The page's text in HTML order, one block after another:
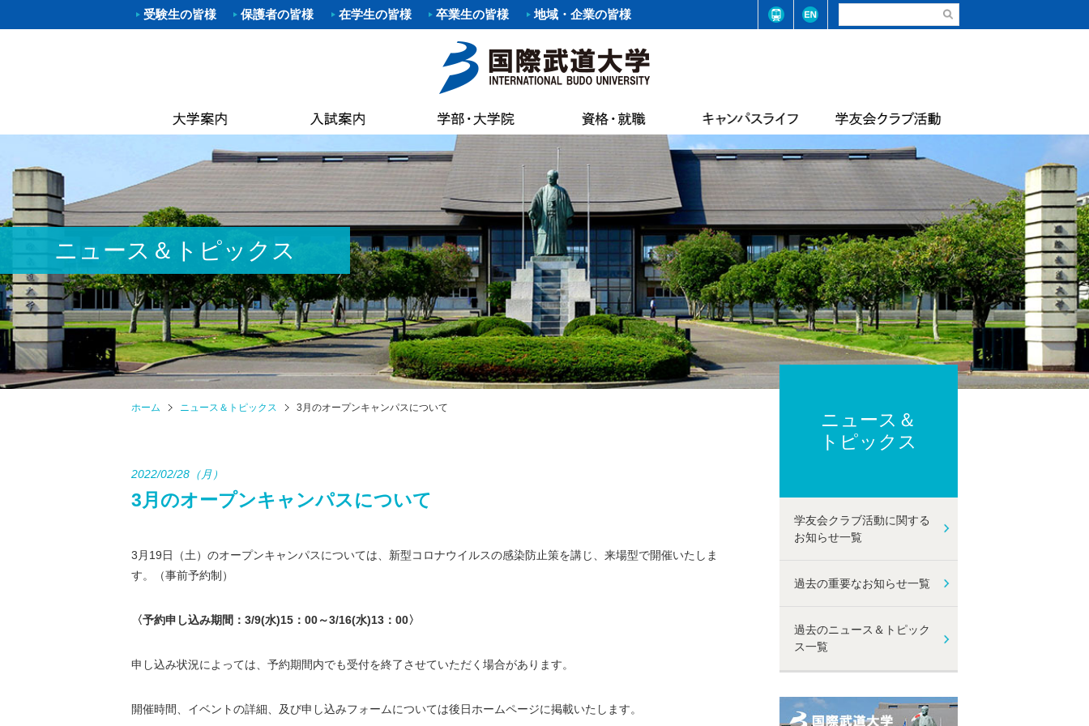
受験生の皆様 保護者の皆様 在学生の皆様 卒業生の皆様 地域・企業の皆様
沿革
建学の精神・教育目標・各種方針
校歌
校章・ロゴ・シンボルマーク
3つのポリシー
アセスメントポリシー
ミッション・ステイトメント
教員紹介
履修の手引・授業概要
国際武道大学学則
国際武道大学大学院学則
大学の活動
設置認可・届出等
ガバナンス・コード
中期計画
自己点検・評価報告
大学行事
教員数・学生数・卒業/修了生数
大学組織
財務情報
教育研究活動等の状況
公約研究費の不正防止への取り組み
プライバシーポリシー
ハラスメント及び性暴力等防止に関する取り組み
大学院入試要項
オープンキャンパス
進学相談会
入学金・学費等
入試資料請求
別科 武道専修課程
大学院
カリキュラム
取得可能な資格
教員紹介
進路（就職）支援プログラム・イベント
就職概要状況（結果）
求人お申し込みのお願い（求人受付）
武大NAVI（求人検索）
求人企業・卒業生アンケート
OPAC（国際武道大学蔵書検索）
国際交流プログラム
黒潮祭
学費・奨学金
各種手続き
健康管理・学生相談
学生食堂・売店
学生アパート情報
後援会
アルバイト情報
IBUキャンパスライフアンケート
各種規則
剣道部
なぎなた部
サッカー部
バスケットボール部
ハンドボール部
バドミントン部
テニス・ソフトテニス部
体操部
ダンス部
陸上競技部
バーベル部
レスリング部
ゴルフ部
ソフトボール部
ライフセービング部
キンボール部
サーフィン部
トレーナーチーム
居合道準クラブ
冬季競技準クラブ
軟式野球準クラブ
ボクシング同好会
軽音楽同好会
トライアスロン同好会
野外スポーツ同好会
フットサル同好会
サッカー同好会
ストリートダンス同好会
ビーチバレー同好会
華道部
茶道部
書道部
フランス文化部
ICG同好会
大学祭実行委員会
ニュース＆トピックス
ホーム ニュース＆トピックス 3月のオープンキャンパスについて
2022/02/28（月）
3月のオープンキャンパスについて
3月19日（土）のオープンキャンパスについては、新型コロナウイルスの感染防止策を講じ、来場型で開催いたしま
す。（事前予約制）
〈予約申し込み期間： 3/9(水)15 ： 00～3/16(水)13 ： 00〉
申し込み状況によっては、予約期間内でも受付を終了させていただく場合があります。
開催時間、イベントの詳細、及び申し込みフォームについては後日ホームページに掲載いたします。
ニュース＆
トピックス
学友会クラブ活動に関する
お知らせ一覧
過去の重要なお知らせ一覧
過去のニュース＆トピック
ス一覧